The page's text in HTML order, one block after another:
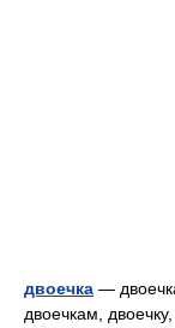
двоечка —
двоечкам,